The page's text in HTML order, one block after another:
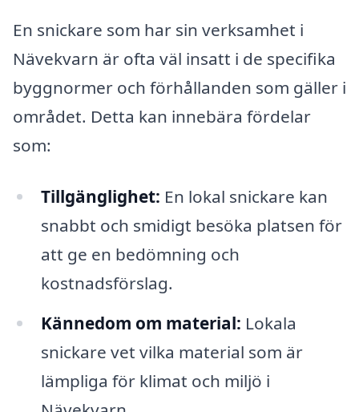
En snickare som har sin verksamhet i
Nävekvarn är ofta väl insatt i de specifika
byggnormer och förhållanden som gäller i
området. Detta kan innebära fördelar
som:
Tillgänglighet: En lokal snickare kan
snabbt och smidigt besöka platsen för
att ge en bedömning och
kostnadsförslag.
Kännedom om material: Lokala
snickare vet vilka material som är
lämpliga för klimat och miljö i